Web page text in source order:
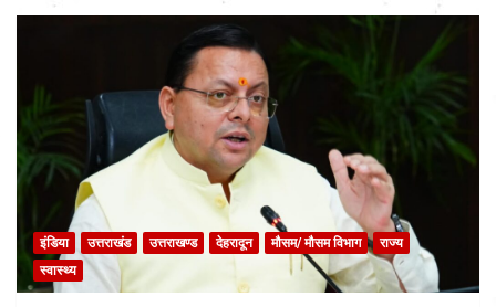
इंडिया उत्तराखंड उत्तराखण्ड देहरादून मौसम/ मौसम विभाग
राज्य
स्वास्थ्य